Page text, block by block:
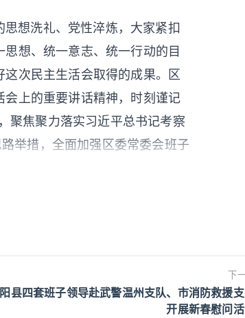
想洗礼、党性淬炼，大家紧扣
想、统一意志、统一行动的目
次民主生活会取得的成果。区
上的重要讲话精神，时刻谨记
聚焦聚力落实习近平总书记考察
路举措，全面加强区委常委会班子
，确保实现“十五五”良好开局，
信”、做到“两个维护”，确保党
高开创新局。全面对标上级要
下
县四套班子领导赴武警温州支队、市消防救援
开展新春慰问